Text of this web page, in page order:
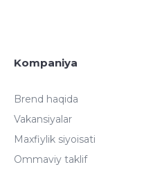
Kompaniya
Brend haqida
Vakansiyalar
Maxfiylik siyoisati
Ommaviy taklif